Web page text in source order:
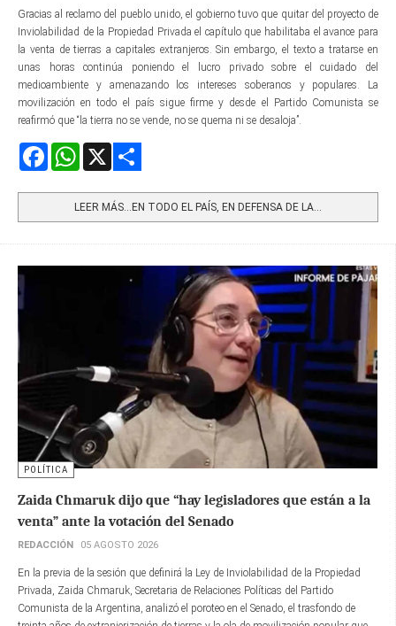
Gracias al reclamo del pueblo unido, el gobierno tuvo que quitar del proyecto de
Inviolabilidad de la Propiedad Privada el capítulo que habilitaba el avance para
la venta de tierras a capitales extranjeros. Sin embargo, el texto a tratarse en
unas horas continúa poniendo el lucro privado sobre el cuidado del
medioambiente y amenazando los intereses soberanos y populares. La
movilización en todo el país sigue firme y desde el Partido Comunista se
reafirmó que “la tierra no se vende, no se quema ni se desaloja”.
FacebookWhatsApp
LEER MÁS…EN TODO EL PAÍS, EN DEFENSA DE LA...
POLÍTICA
Zaida Chmaruk dijo que “hay legisladores que están a la
venta” ante la votación del Senado
REDACCIÓN 05 AGOSTO 2026
En la previa de la sesión que definirá la Ley de Inviolabilidad de la Propiedad
Privada, Zaida Chmaruk, Secretaria de Relaciones Políticas del Partido
Comunista de la Argentina, analizó el poroteo en el Senado, el trasfondo de